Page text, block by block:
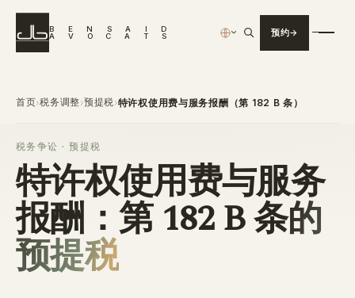
B E N S A I
D
A
V O C A T S › 预约
首页›税务调整›预提税›特许权使用费与服务报酬（第 182 B 条）
税务争讼 · 预提税
特许权使用费与服务
报酬：第 182 B 条的
预提税